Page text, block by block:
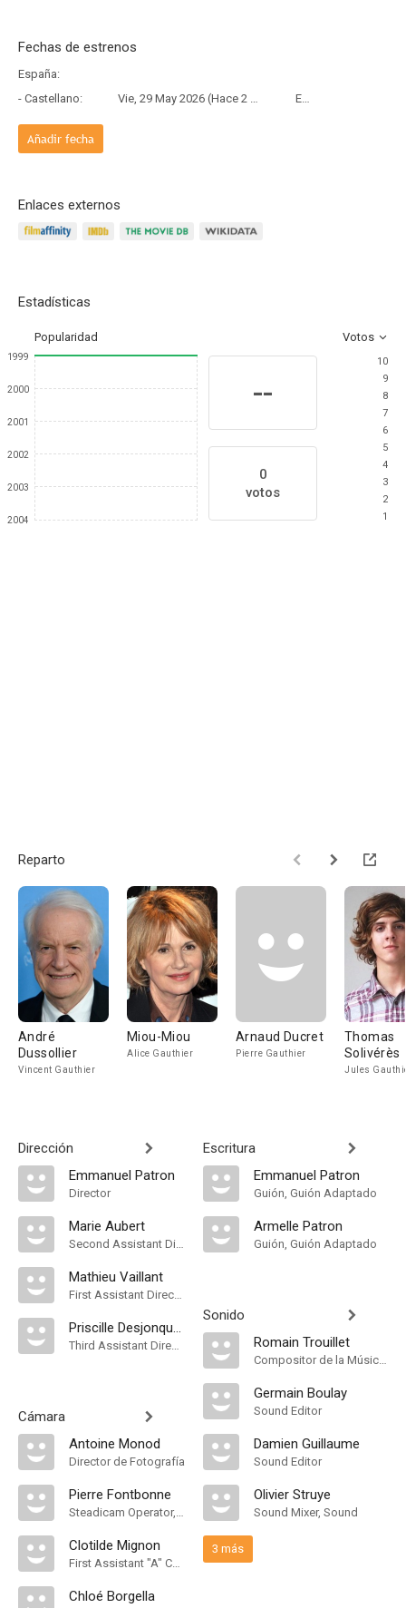
Fechas de estrenos
España:
- Castellano:
Vie, 29 May 2026 (Hace 2 meses y 9 días) Estreno
Añadir fecha
Enlaces externos
Estadísticas
Popularidad Votos
1999
2000
2001
2002
2003
2004
--
0
votos
10
9
8
7
6
5
4
3
2
1
Reparto
André
Dussollier
Vincent Gauthier
Miou-Miou
Alice Gauthier
Arnaud Ducret
Pierre Gauthier
Thomas
Solivérès
Jules
Dirección
Emmanuel Patron
Director
Marie Aubert
Second Assistant Director
Mathieu Vaillant
First Assistant Director
Priscille Desjonquères
Third Assistant Director
Cámara
Antoine Monod
Director de Fotografía
Pierre Fontbonne
Steadicam Operator, "B" Camera Operator
Clotilde Mignon
First Assistant "A" Camera
Chloé Borgella
Escritura
Emmanuel Patron
Guión, Guión Adaptado
Armelle Patron
Guión, Guión Adaptado
Sonido
Romain Trouillet
Compositor de la Música Original
Germain Boulay
Sound Editor
Damien Guillaume
Sound Editor
Olivier Struye
Sound Mixer, Sound
3 más